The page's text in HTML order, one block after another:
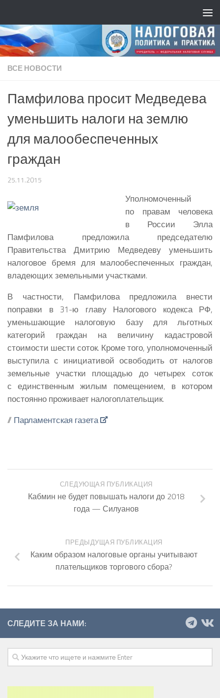
ВСЕ НОВОСТИ
Памфилова просит Медведева
уменьшить налоги на землю
для малообеспеченных
граждан
25.11.2015
Уполномоченный
по правам человека
в России Элла
Памфилова предложила председателю
Правительства Дмитрию Медведеву уменьшить
налоговое бремя для малообеспеченных граждан,
владеющих земельными участками.
В частности, Памфилова предложила внести
поправки в 31-ю главу Налогового кодекса РФ,
уменьшающие налоговую базу для льготных
категорий граждан на величину кадастровой
стоимости шести соток. Кроме того, уполномоченный
выступила с инициативой освободить от налогов
земельные участки площадью до четырех соток
с единственным жилым помещением, в котором
постоянно проживает налогоплательщик.
// Парламентская газета
СЛЕДУЮЩАЯ ПУБЛИКАЦИЯ
Кабмин не будет повышать налоги до 2018
года — Силуанов
ПРЕДЫДУЩАЯ ПУБЛИКАЦИЯ
Каким образом налоговые органы учитывают
плательщиков торгового сбора?
СЛЕДИТЕ ЗА НАМИ: